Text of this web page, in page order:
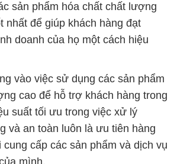
sản phẩm hóa chất chất lượng
nhất để giúp khách hàng đạt
doanh của họ một cách hiệu
vào việc sử dụng các sản phẩm
cao để hỗ trợ khách hàng trong
suất tối ưu trong việc xử lý
và an toàn luôn là ưu tiên hàng
cung cấp các sản phẩm và dịch vụ